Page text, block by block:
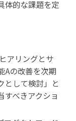
体的な課題を定
アリングとサ
Aの改善を次期
として検討」と
すべきアクショ